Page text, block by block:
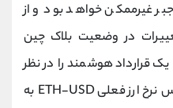
غیرممکن خواهد بود و از
در وضعیت بلاک چین
قرارداد هوشمند را در نظر
بگیرید که یک تراکنش را بر اساس نرخ ارز فعلی ETH-USD به